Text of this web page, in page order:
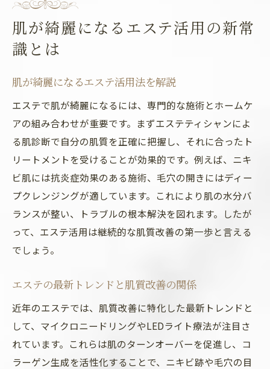
肌が綺麗になるエステ活用の新常
識とは
肌が綺麗になるエステ活用法を解説
エステで肌が綺麗になるには、専門的な施術とホームケ
アの組み合わせが重要です。まずエステティシャンによ
る肌診断で自分の肌質を正確に把握し、それに合ったト
リートメントを受けることが効果的です。例えば、ニキ
ビ肌には抗炎症効果のある施術、毛穴の開きにはディー
プクレンジングが適しています。これにより肌の水分バ
ランスが整い、トラブルの根本解決を図れます。したが
って、エステ活用は継続的な肌質改善の第一歩と言える
でしょう。
エステの最新トレンドと肌質改善の関係
近年のエステでは、肌質改善に特化した最新トレンドと
して、マイクロニードリングやLEDライト療法が注目さ
れています。これらは肌のターンオーバーを促進し、コ
ラーゲン生成を活性化することで、ニキビ跡や毛穴の目